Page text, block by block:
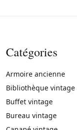
Catégories
Armoire ancienne
Bibliothèque vintage
Buffet vintage
Bureau vintage